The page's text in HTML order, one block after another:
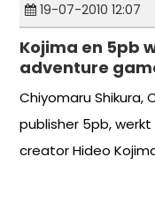
19-07-2010 12:07
Kojima en 5pb
adventure
Chiyomaru Shikura,
publisher 5pb,
creator Hideo